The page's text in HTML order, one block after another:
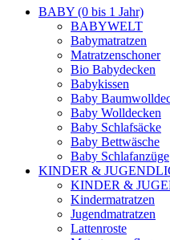
BABY (0 bis 1 Jahr)
BABYWELT
Babymatratzen
Matratzenschoner
Bio Babydecken
Babykissen
Baby
Baby Wolldecken
Baby Schlafsäcke
Baby Bettwäsche
Baby Schlafanzüge
KINDER &
KINDER &
Kindermatratzen
Jugendmatratzen
Lattenroste